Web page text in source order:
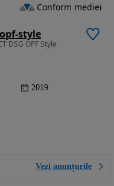
style
DSG OPF Style
2019
Vezi anunțurile
Conform mediei